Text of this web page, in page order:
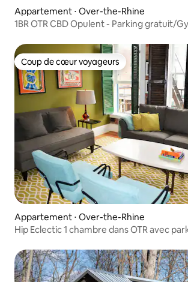
Appartement ⋅ Over-the-Rhine
1BR OTR CBD Opulent - Parking gratuit/
Coup de cœur voyageurs
Coup de cœur voyageurs
Appartement ⋅ Over-the-Rhine
Hip Eclectic 1 chambre dans OTR avec